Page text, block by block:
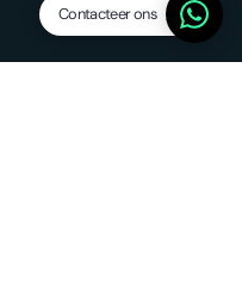
Contacteer ons